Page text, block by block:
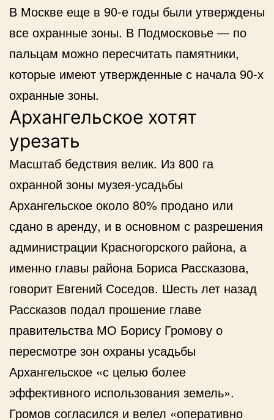
В Москве еще в 90-е годы были утверждены
все охранные зоны. В Подмосковье — по
пальцам можно пересчитать памятники,
которые имеют утвержденные с начала 90-х
охранные зоны.
Архангельское хотят
урезать
Масштаб бедствия велик. Из 800 га
охранной зоны музея-усадьбы
Архангельское около 80% продано или
сдано в аренду, и в основном с разрешения
администрации Красногорского района, а
именно главы района Бориса Рассказова,
говорит Евгений Соседов. Шесть лет назад
Рассказов подал прошение главе
правительства МО Борису Громову о
пересмотре зон охраны усадьбы
Архангельское «с целью более
эффективного использования земель».
Громов согласился и велел «оперативно